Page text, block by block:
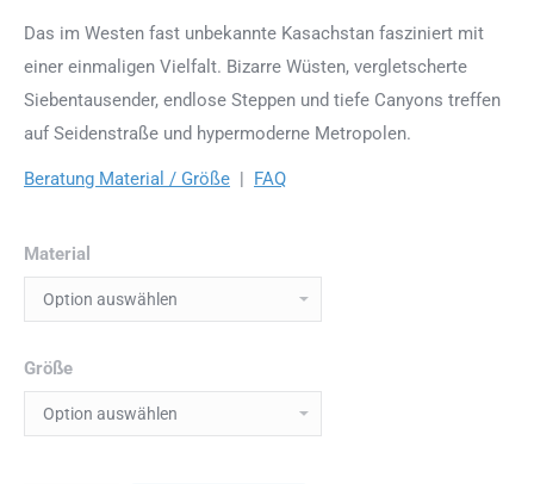
Das im Westen fast unbekannte Kasachstan fasziniert mit
einer einmaligen Vielfalt. Bizarre Wüsten, vergletscherte
Siebentausender, endlose Steppen und tiefe Canyons treffen
auf Seidenstraße und hypermoderne Metropolen.
Beratung Material / Größe | FAQ
Material
Größe